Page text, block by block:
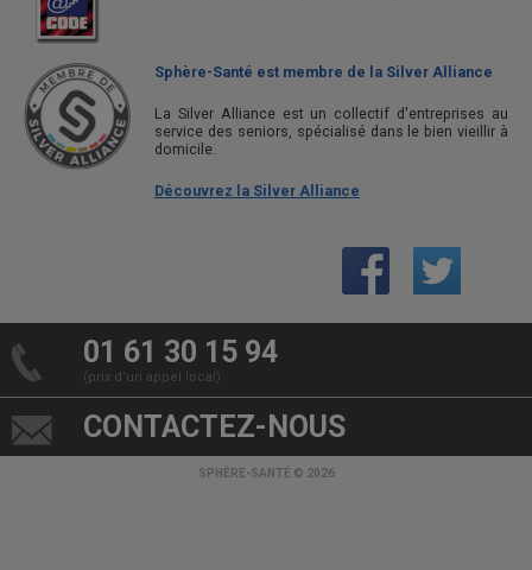
Sphère-Santé est membre de la Silver Alliance
La Silver Alliance est un collectif d'entreprises au
service des seniors, spécialisé dans le bien vieillir à
domicile.
Découvrez la Silver Alliance
01 61 30 15 94
(prix d’un appel local)
CONTACTEZ-NOUS
SPHÈRE-SANTÉ © 2026